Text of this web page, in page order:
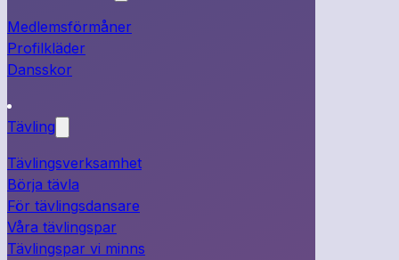
Medlemsförmåner
Profilkläder
Dansskor
Tävling
Tävlingsverksamhet
Börja tävla
För tävlingsdansare
Våra tävlingspar
Tävlingspar vi minns